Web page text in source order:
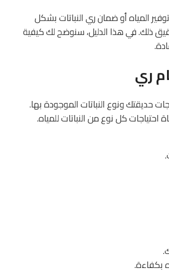
المياه أو ضمان ري النباتات بشكل
ذلك. في هذا الدليل، سنوضح لك كيفية
حديقتك ونوع النباتات الموجودة بها.
كل نوع من النباتات للمياه.
بكفاءة.